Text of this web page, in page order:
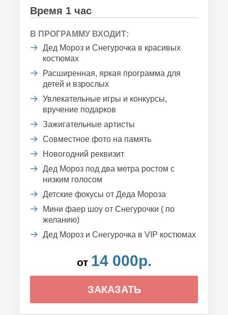
Время 1 час
В ПРОГРАММУ ВХОДИТ:
Дед Мороз и Снегурочка в красивых
костюмах
Расширенная, яркая программа для
детей и взрослых
Увлекательные игры и конкурсы,
вручение подарков
Зажигательные артисты
Совместное фото на память
Новогодний реквизит
Дед Мороз под два метра ростом с
низким голосом
Детские фокусы от Деда Мороза
Мини фаер шоу от Снегурочки ( по
желанию)
Дед Мороз и Снегурочка в VIP костюмах
от 14 000р.
ЗАКАЗАТЬ